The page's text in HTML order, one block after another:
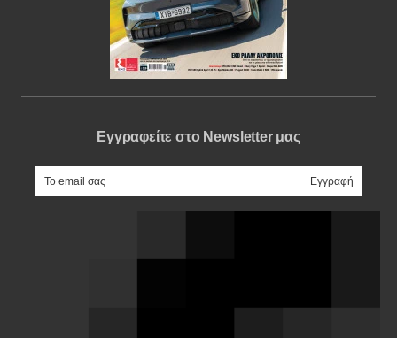
Εγγραφείτε στο Newsletter μας
e-mail